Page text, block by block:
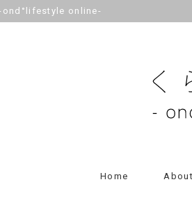
-ond°lifestyle online-
Home About